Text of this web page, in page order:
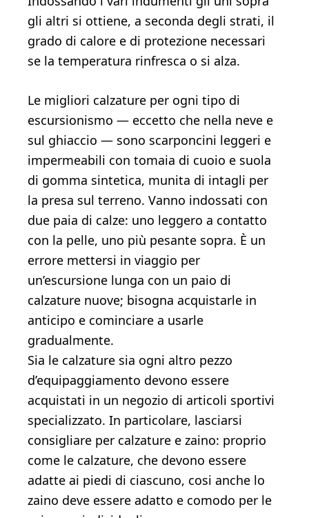
gli altri si ottiene, a seconda degli strati, il
grado di calore e di protezione necessari
se la temperatura rinfresca o si alza.
Le migliori calzature per ogni tipo di
escursionismo — eccetto che nella neve e
sul ghiaccio — sono scarponcini leggeri e
impermeabili con tomaia di cuoio e suola
di gomma sintetica, munita di intagli per
la presa sul terreno. Vanno indossati con
due paia di calze: uno leggero a contatto
con la pelle, uno più pesante sopra. È un
errore mettersi in viaggio per
un’escursione lunga con un paio di
calzature nuove; bisogna acquistarle in
anticipo e cominciare a usarle
gradualmente.
Sia le calzature sia ogni altro pezzo
d’equipaggiamento devono essere
acquistati in un negozio di articoli sportivi
specializzato. In particolare, lasciarsi
consigliare per calzature e zaino: proprio
come le calzature, che devono essere
adatte ai piedi di ciascuno, cosi anche lo
zaino deve essere adatto e comodo per le